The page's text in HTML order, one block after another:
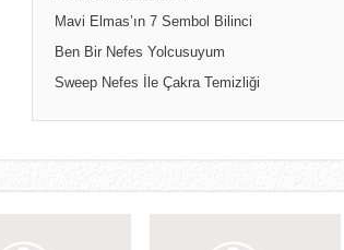
Mavi Elmas’ın 7 Sembol Bilinci
Ben Bir Nefes Yolcusuyum
Sweep Nefes İle Çakra Temizliği